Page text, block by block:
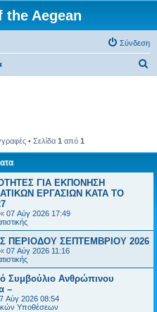
Aegean
Σύνδεση
• Σελίδα 1 από 1
ΓΙΑ ΕΚΠΟΝΗΣΗ
ΕΡΓΑΣΙΩΝ ΚΑΤΑ ΤΟ
« 07 Αύγ 2026 17:49
ΠΕΡΙΟΔΟΥ ΣΕΠΤΕΜΒΡΙΟΥ 2026
« 07 Αύγ 2026 11:16
Συμβούλιο Ανθρώπινου
–
Αύγ 2026 08:54
Υποθέσεων